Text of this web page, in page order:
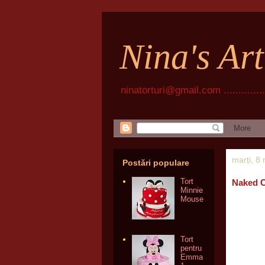
Nina's
ninatorturi@gmail.com
marți, 8
Naked
Postări populare
Tort
Minnie
Mouse
Tort
pentru
Emma